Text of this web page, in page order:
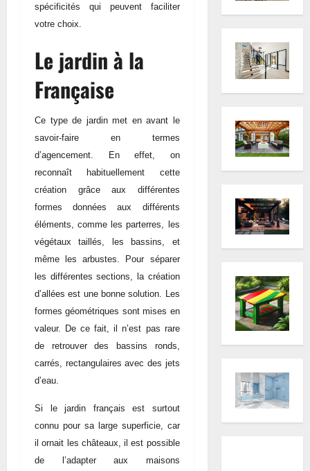
spécificités qui peuvent faciliter
votre choix.
Le jardin à la
Française
Ce type de jardin met en avant le
savoir-faire en termes
d’agencement. En effet, on
reconnaît habituellement cette
création grâce aux différentes
formes données aux différents
éléments, comme les parterres, les
végétaux taillés, les bassins, et
même les arbustes. Pour séparer
les différentes sections, la création
d’allées est une bonne solution. Les
formes géométriques sont mises en
valeur. De ce fait, il n’est pas rare
de retrouver des bassins ronds,
carrés, rectangulaires avec des jets
d’eau.
Si le jardin français est surtout
connu pour sa large superficie, car
il ornait les châteaux, il est possible
de l’adapter aux maisons